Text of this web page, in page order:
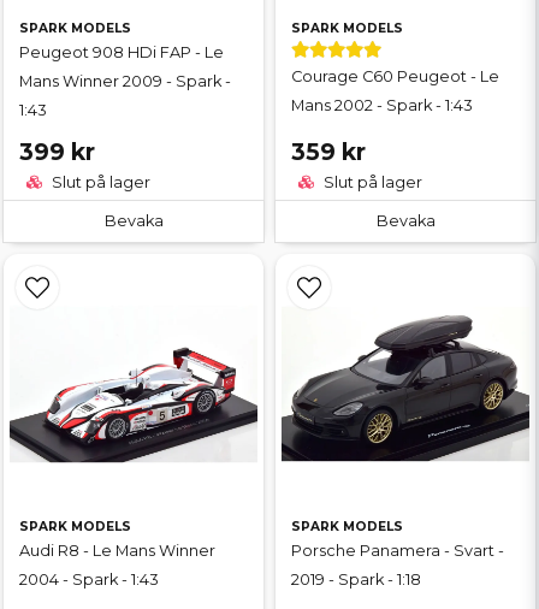
SPARK MODELS
Peugeot 908 HDi FAP - Le
Mans Winner 2009 - Spark -
1:43
399 kr
Slut på lager
Bevaka
SPARK MODELS
Courage C60 Peugeot - Le
Mans 2002 - Spark - 1:43
359 kr
Slut på lager
Bevaka
SPARK MODELS
Audi R8 - Le Mans Winner
2004 - Spark - 1:43
SPARK MODELS
Porsche Panamera - Svart -
2019 - Spark - 1:18